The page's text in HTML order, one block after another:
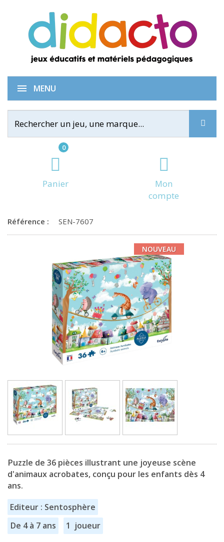
0
Panier
Mon
compte
MENU
Puzzle Animaux Acrobates
Référence : SEN-7607
NOUVEAU
Puzzle de 36 pièces illustrant une joyeuse scène
d'animaux acrobates, conçu pour les enfants dès 4
ans.
Editeur : Sentosphère
De 4 à 7 ans
1 joueur